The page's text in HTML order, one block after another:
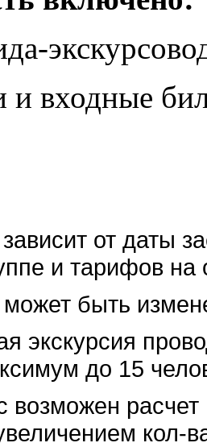
и входные
от даты
и тарифов на
быть
экскурсия
до 15
возможен
кол-